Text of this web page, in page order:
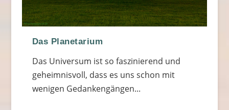
Das Planetarium
Das Universum ist so faszinierend und
geheimnisvoll, dass es uns schon mit
wenigen Gedankengängen...